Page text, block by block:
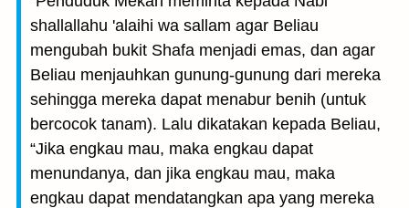
shallallahu 'alaihi wa sallam agar Beliau
mengubah bukit Shafa menjadi emas, dan agar
Beliau menjauhkan gunung-gunung dari mereka
sehingga mereka dapat menabur benih (untuk
bercocok tanam). Lalu dikatakan kepada Beliau,
“Jika engkau mau, maka engkau dapat
menundanya, dan jika engkau mau, maka
engkau dapat mendatangkan apa yang mereka